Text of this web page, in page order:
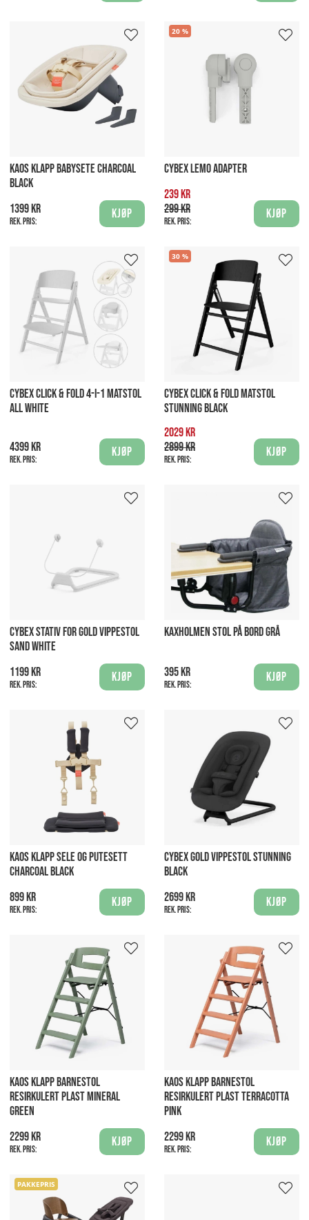
KAOS KLAPP BABYSETE CHARCOAL
BLACK
1399 kr
Rek. pris:
Kjøp
20
CYBEX LEMO ADAPTER
239 kr
299 kr
Rek. pris:
Kjøp
CYBEX CLICK & FOLD 4-I-1 MATSTOL
ALL WHITE
4399 kr
Rek. pris:
Kjøp
30
CYBEX CLICK & FOLD MATSTOL
STUNNING BLACK
2029 kr
2899 kr
Rek. pris:
Kjøp
CYBEX STATIV FOR GOLD VIPPESTOL
SAND WHITE
1199 kr
Rek. pris:
Kjøp
KAXHOLMEN STOL PÅ BORD GRÅ
395 kr
Rek. pris:
Kjøp
KAOS KLAPP SELE OG PUTESETT
CHARCOAL BLACK
899 kr
Rek. pris:
Kjøp
CYBEX GOLD VIPPESTOL STUNNING
BLACK
2699 kr
Rek. pris:
Kjøp
KAOS KLAPP BARNESTOL
RESIRKULERT PLAST MINERAL
GREEN
2299 kr
Rek. pris:
Kjøp
KAOS KLAPP BARNESTOL
RESIRKULERT PLAST TERRACOTTA
PINK
2299 kr
Rek. pris:
Kjøp
PAKKEPRIS